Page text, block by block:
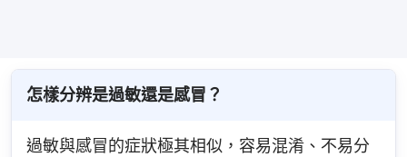
怎樣分辨是過敏還是感冒？
過敏與感冒的症狀極其相似，容易混淆、不易分